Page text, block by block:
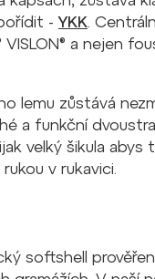
-YKK.
VISLON® a nejen
lemu zůstává
a funkční
velký šikula abys
v rukavici.
softshell